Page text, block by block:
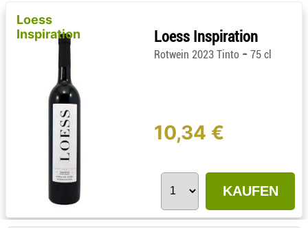
Loess
Inspiration
Loess Inspiration
Rotwein 2023 Tinto - 75 cl
10,34 €
KAUFEN